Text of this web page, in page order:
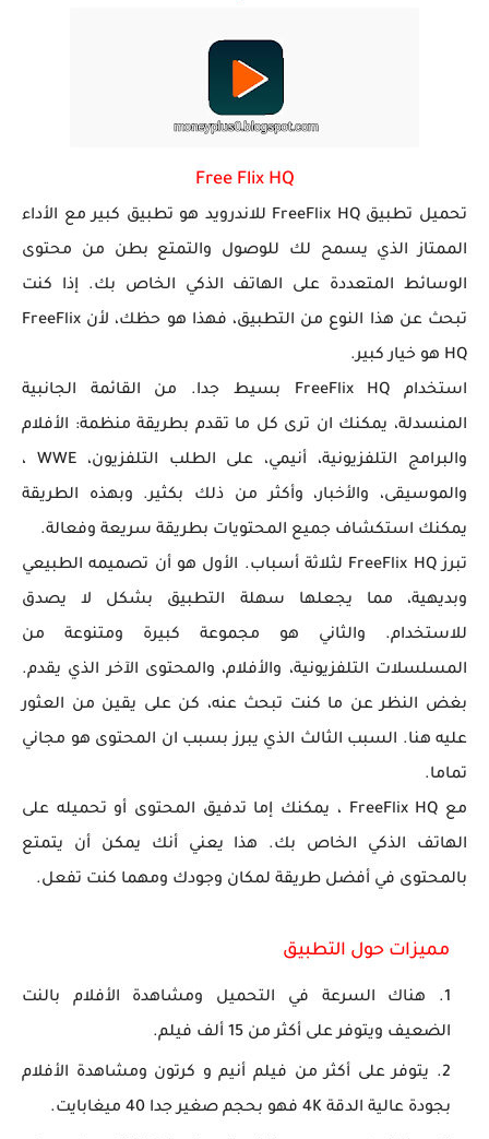
Free Flix HQ
تحميل تطبيق FreeFlix HQ للاندرويد هو تطبيق كبير مع الأداء
الممتاز الذي يسمح لك للوصول والتمتع بطن من محتوى
الوسائط المتعددة على الهاتف الذكي الخاص بك. إذا كنت
تبحث عن هذا النوع من التطبيق، فهذا هو حظك، لأن FreeFlix
HQ هو خيار كبير.
استخدام FreeFlix HQ بسيط جدا. من القائمة الجانبية
المنسدلة، يمكنك ان ترى كل ما تقدم بطريقة منظمة: الأفلام
والبرامج التلفزيونية، أنيمي، على الطلب التلفزيون، WWE ،
والموسيقى، والأخبار، وأكثر من ذلك بكثير. وبهذه الطريقة
يمكنك استكشاف جميع المحتويات بطريقة سريعة وفعالة.
تبرز FreeFlix HQ لثلاثة أسباب. الأول هو أن تصميمه الطبيعي
وبديهية، مما يجعلها سهلة التطبيق بشكل لا يصدق
للاستخدام. والثاني هو مجموعة كبيرة ومتنوعة من
المسلسلات التلفزيونية، والأفلام، والمحتوى الآخر الذي يقدم.
بغض النظر عن ما كنت تبحث عنه، كن على يقين من العثور
عليه هنا. السبب الثالث الذي يبرز بسبب ان المحتوى هو مجاني
تماما.
مع FreeFlix HQ ، يمكنك إما تدفيق المحتوى أو تحميله على
الهاتف الذكي الخاص بك. هذا يعني أنك يمكن أن يتمتع
بالمحتوى في أفضل طريقة لمكان وجودك ومهما كنت تفعل.
مميزات حول التطبيق
هناك السرعة في التحميل ومشاهدة الأفلام بالنت
الضعيف ويتوفر على أكثر من 15 ألف فيلم.
يتوفر على أكثر من فيلم أنيم و كرتون ومشاهدة الأفلام
بجودة عالية الدقة 4K فهو بحجم صغير جدا 40 ميغابايت.